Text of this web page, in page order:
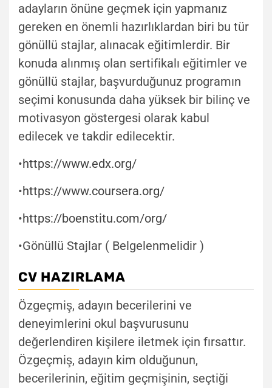
adayların önüne geçmek için yapmanız
gereken en önemli hazırlıklardan biri bu tür
gönüllü stajlar, alınacak eğitimlerdir. Bir
konuda alınmış olan sertifikalı eğitimler ve
gönüllü stajlar, başvurduğunuz programın
seçimi konusunda daha yüksek bir bilinç ve
motivasyon göstergesi olarak kabul
edilecek ve takdir edilecektir.
•https://www.edx.org/
•https://www.coursera.org/
•https://boenstitu.com/org/
•Gönüllü Stajlar ( Belgelenmelidir )
CV HAZIRLAMA
Özgeçmiş, adayın becerilerini ve
deneyimlerini okul başvurusunu
değerlendiren kişilere iletmek için fırsattır.
Özgeçmiş, adayın kim olduğunun,
becerilerinin, eğitim geçmişinin, seçtiği